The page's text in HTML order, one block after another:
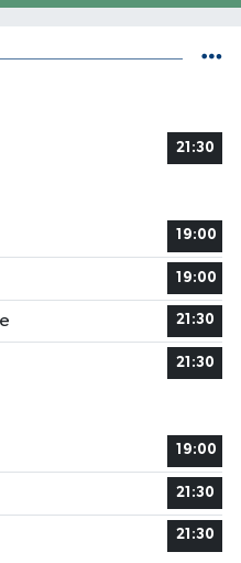
21:30
19:00
19:00
21:30
21:30
19:00
21:30
21:30